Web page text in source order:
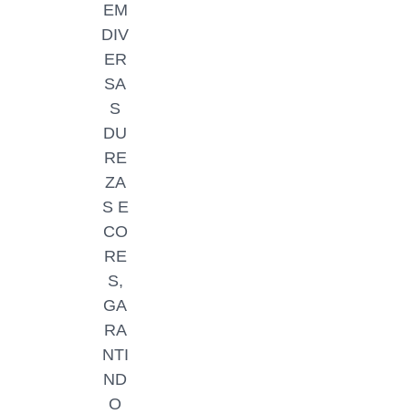
EM
DIV
ER
SA
S
DU
RE
ZA
S E
CO
RE
S,
GA
RA
NTI
ND
O